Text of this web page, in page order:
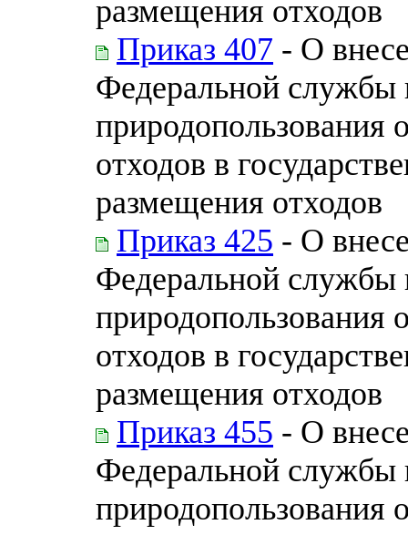
размещения отходов
Приказ 407 - О
Федеральной службы
природопользования
отходов в
размещения отходов
Приказ 425 - О
Федеральной службы
природопользования
отходов в
размещения отходов
Приказ 455 - О
Федеральной службы
природопользования